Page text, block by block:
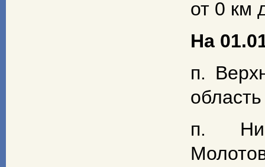
от 0 км
На
п.
п.